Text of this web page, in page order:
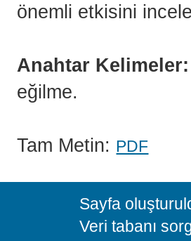
önemli etkisini
Anahtar Kelimeler:
eğilme.
Tam Metin: PDF
Sayfa
Veri tabanı